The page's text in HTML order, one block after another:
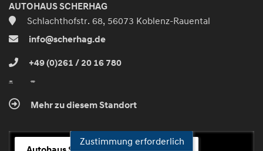
AUTOHAUS SCHERHAG
Schlachthofstr. 68, 56073 Koblenz-Rauental
info@scherhag.de
+49 (0)261 / 20 16 780
Mehr zu diesem Standort
Zustimmung erforderlich